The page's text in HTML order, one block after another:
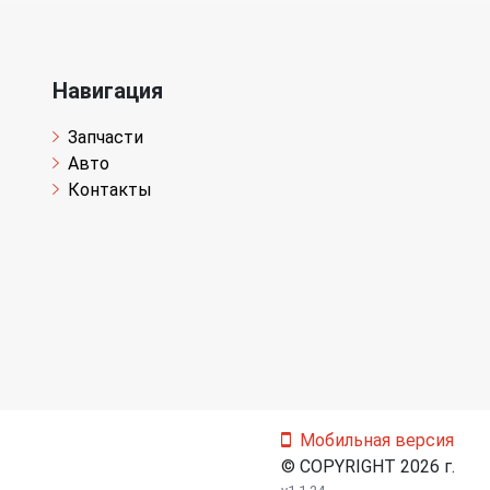
Навигация
Запчасти
Авто
Контакты
Мобильная версия
© COPYRIGHT 2026 г.